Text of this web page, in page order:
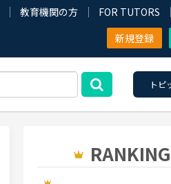
教育機関の方 FOR TUTORS
新規登録
トピ
RANKING